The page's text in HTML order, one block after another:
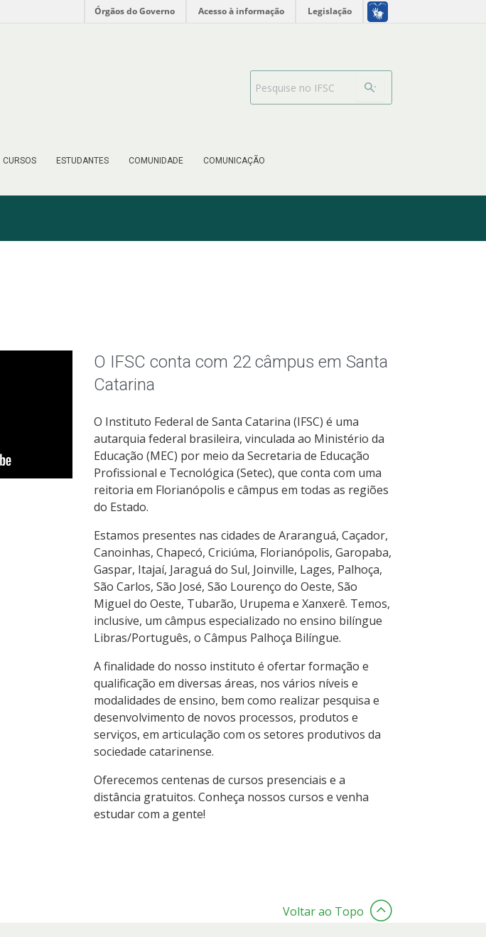
Órgãos do Governo Acesso à informação Legislação
CURSOS ESTUDANTES COMUNIDADE COMUNICAÇÃO
Barra de busca
O IFSC conta com 22 câmpus em Santa
Catarina
O Instituto Federal de Santa Catarina (IFSC) é uma
autarquia federal brasileira, vinculada ao Ministério da
Educação (MEC) por meio da Secretaria de Educação
Profissional e Tecnológica (Setec), que conta com uma
reitoria em Florianópolis e câmpus em todas as regiões
do Estado.
Estamos presentes nas cidades de Araranguá, Caçador,
Canoinhas, Chapecó, Criciúma, Florianópolis, Garopaba,
Gaspar, Itajaí, Jaraguá do Sul, Joinville, Lages, Palhoça,
São Carlos, São José, São Lourenço do Oeste, São
Miguel do Oeste, Tubarão, Urupema e Xanxerê. Temos,
inclusive, um câmpus especializado no ensino bilíngue
Libras/Português, o Câmpus Palhoça Bilíngue.
A finalidade do nosso instituto é ofertar formação e
qualificação em diversas áreas, nos vários níveis e
modalidades de ensino, bem como realizar pesquisa e
desenvolvimento de novos processos, produtos e
serviços, em articulação com os setores produtivos da
sociedade catarinense.
Oferecemos centenas de cursos presenciais e a
distância gratuitos. Conheça nossos cursos e venha
estudar com a gente!
Voltar ao Topo